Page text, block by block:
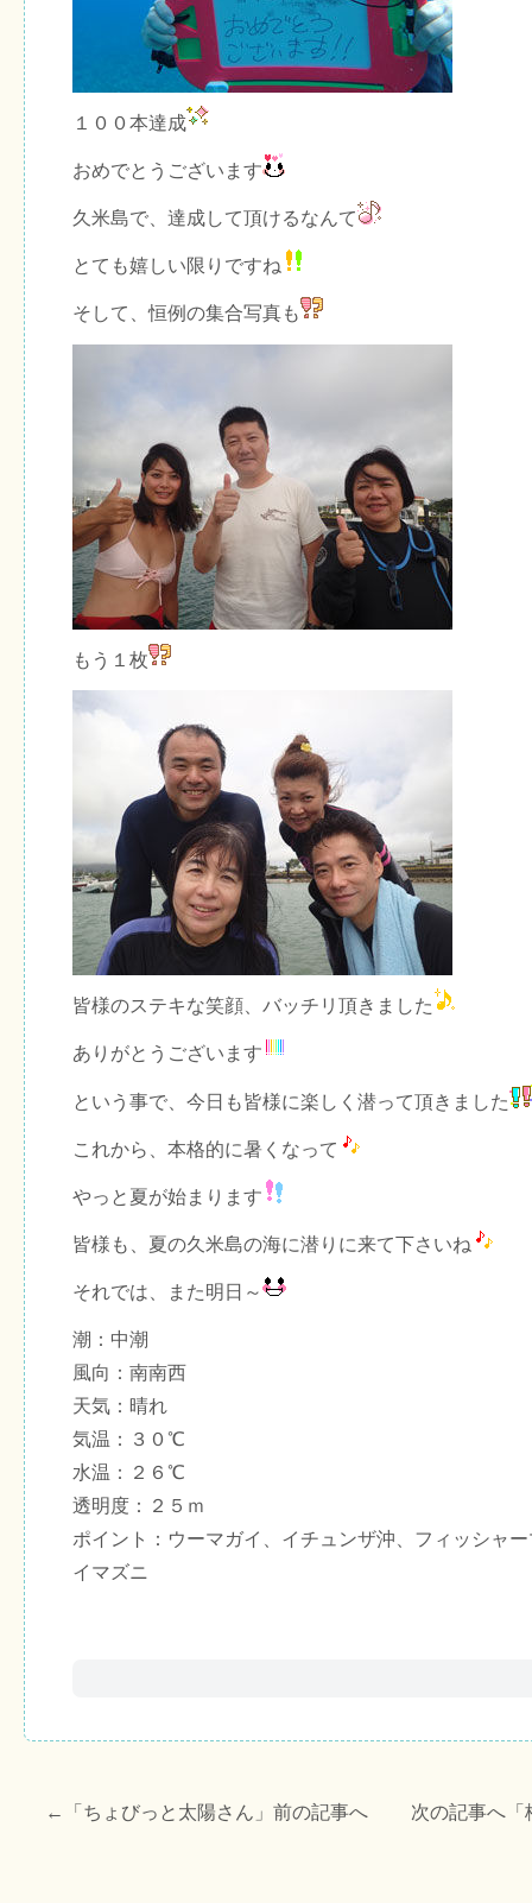
１００本達成
おめでとうございます
久米島で、達成して頂けるなんて
とても嬉しい限りですね
そして、恒例の集合写真も
もう１枚
皆様のステキな笑顔、バッチリ頂きました
ありがとうございます
という事で、今日も皆様に楽しく潜って頂きました
これから、本格的に暑くなって
やっと夏が始まります
皆様も、夏の久米島の海に潜りに来て下さいね
それでは、また明日～
潮：中潮
風向：南南西
天気：晴れ
気温：３０℃
水温：２６℃
透明度：２５ｍ
ポイント：ウーマガイ、イチュンザ沖、フィッシャ
イマズニ
←「 ちょびっと太陽さん 」前の記事へ 次の記事へ「